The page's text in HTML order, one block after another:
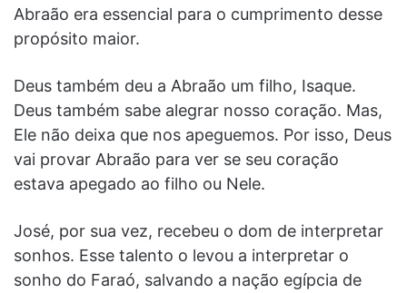
Abraão era essencial para o cumprimento desse
propósito maior.
Deus também deu a Abraão um filho, Isaque.
Deus também sabe alegrar nosso coração. Mas,
Ele não deixa que nos apeguemos. Por isso, Deus
vai provar Abraão para ver se seu coração
estava apegado ao filho ou Nele.
José, por sua vez, recebeu o dom de interpretar
sonhos. Esse talento o levou a interpretar o
sonho do Faraó, salvando a nação egípcia de